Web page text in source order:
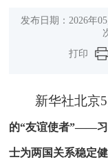
发布日期：2026
打印
新华社北京
的“友谊使者”——习
士为两国关系稳定